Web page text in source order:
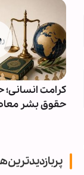
کرامت
حقوق بشر